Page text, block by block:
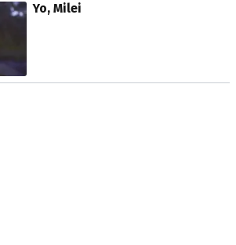
Yo, Milei